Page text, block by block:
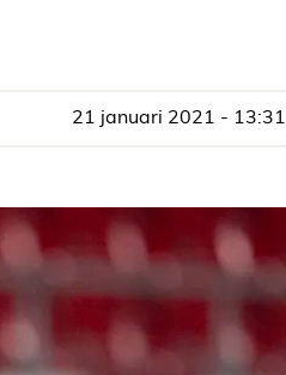
21 januari 2021 - 13:31